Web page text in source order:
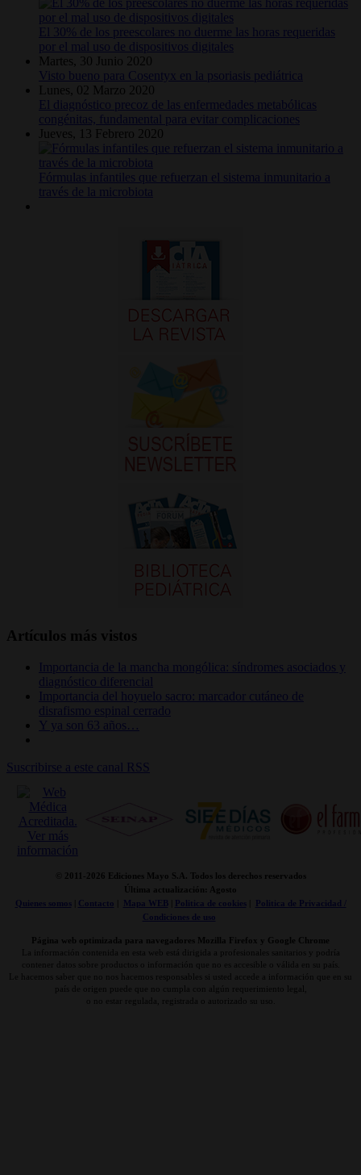
El 30% de los preescolares no duerme las horas requeridas
por el mal uso de dispositivos digitales
Martes, 30 Junio 2020
Visto bueno para Cosentyx en la psoriasis pediátrica
Lunes, 02 Marzo 2020
El diagnóstico precoz de las enfermedades metabólicas
congénitas, fundamental para evitar complicaciones
Jueves, 13 Febrero 2020
Fórmulas infantiles que refuerzan el sistema inmunitario a
través de la microbiota
Artículos más vistos
Importancia de la mancha mongólica: síndromes asociados y
diagnóstico diferencial
Importancia del hoyuelo sacro: marcador cutáneo de
disrafismo espinal cerrado
Y ya son 63 años…
Suscribirse a este canal RSS
© 2011- 2026 Ediciones Mayo S.A. Todos los derechos reservados
Última actualización: Agosto
Quienes somos| Contacto Mapa WEB| Politica de cookies|
Politica de Privacidad /
Condiciones de uso
Página web optimizada para navegadores Mozilla Firefox y Google Chrome
La información contenida en esta web está dirigida a profesionales sanitarios y podría
contener datos sobre productos o información que no es accesible o válida en su país.
Le hacemos saber que no nos hacemos responsables si usted accede a información que en su
país de origen puede que no cumpla con algún requerimiento legal,
o no estar regulada, registrada o autorizado su uso.